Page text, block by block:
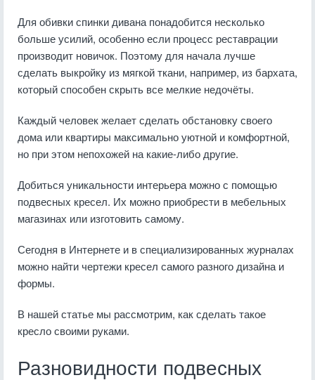
Для обивки спинки дивана понадобится несколько
больше усилий, особенно если процесс реставрации
производит новичок. Поэтому для начала лучше
сделать выкройку из мягкой ткани, например, из бархата,
который способен скрыть все мелкие недочёты.
Каждый человек желает сделать обстановку своего
дома или квартиры максимально уютной и комфортной,
но при этом непохожей на какие-либо другие.
Добиться уникальности интерьера можно с помощью
подвесных кресел. Их можно приобрести в мебельных
магазинах или изготовить самому.
Сегодня в Интернете и в специализированных журналах
можно найти чертежи кресел самого разного дизайна и
формы.
В нашей статье мы рассмотрим, как сделать такое
кресло своими руками.
Разновидности подвесных